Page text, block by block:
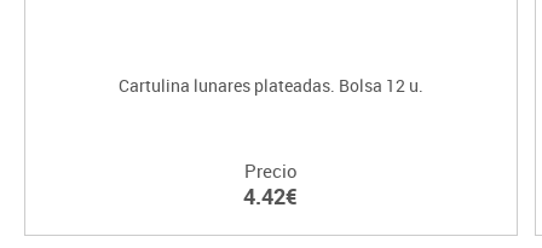
Cartulina lunares plateadas. Bolsa 12 u.
Precio
4.42€